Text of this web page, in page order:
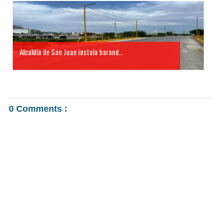
Alcaldía de San Juan instala barand...
0 Comments :